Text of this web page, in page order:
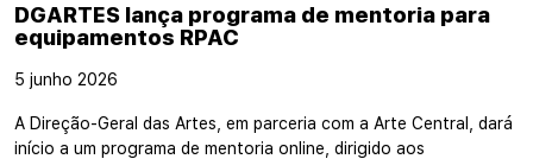
DGARTES lança programa de mentoria para
equipamentos RPAC
5 junho 2026
A Direção-Geral das Artes, em parceria com a Arte Central, dará
início a um programa de mentoria online, dirigido aos